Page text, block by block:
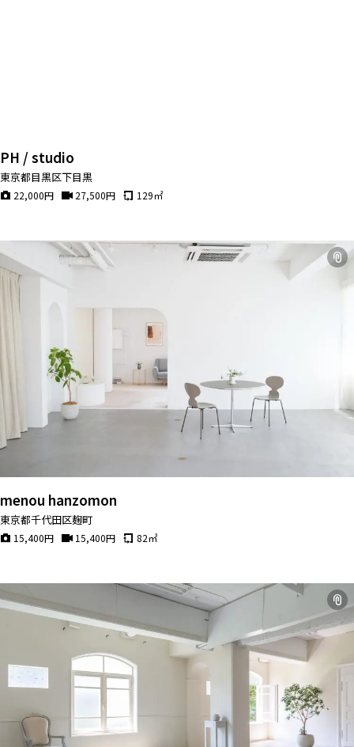
PH / studio
東京都目黒区下目黒
22,000円 27,500円 129㎡
menou hanzomon
東京都千代田区麹町
15,400円 15,400円 82㎡